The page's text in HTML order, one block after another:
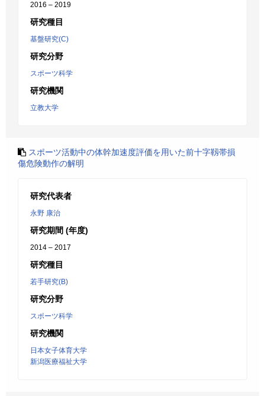
2016 – 2019
研究種目
基盤研究(C)
研究分野
スポーツ科学
研究機関
立教大学
スポーツ活動中の体幹加速度評価を用いた前十字靱帯損
傷危険動作の解明
研究代表者
永野 康治
研究期間 (年度)
2014 – 2017
研究種目
若手研究(B)
研究分野
スポーツ科学
研究機関
日本女子体育大学
新潟医療福祉大学